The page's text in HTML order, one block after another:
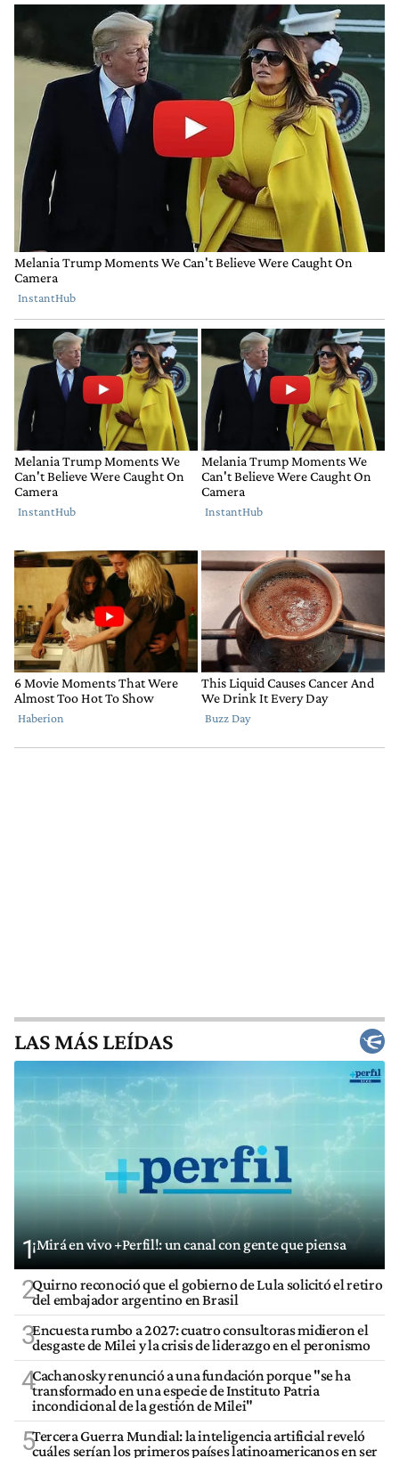
LAS MÁS LEÍDAS
1¡Mirá en vivo +Perfil!: un canal con gente que piensa
2Quirno reconoció que el gobierno de Lula solicitó el retiro
del embajador argentino en Brasil
3Encuesta rumbo a 2027: cuatro consultoras midieron el
desgaste de Milei y la crisis de liderazgo en el peronismo
4Cachanosky renunció a una fundación porque "se ha
transformado en una especie de Instituto Patria
incondicional de la gestión de Milei"
5Tercera Guerra Mundial: la inteligencia artificial reveló
cuáles serían los primeros países latinoamericanos en ser